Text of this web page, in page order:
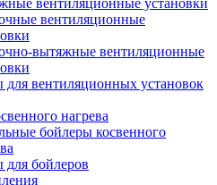
вентиляционные установки
вентиляционные
вытяжные вентиляционные
для вентиляционных установок
нагрева
бойлеры косвенного
для бойлеров